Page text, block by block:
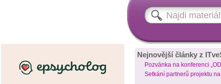
Nejnovější články z
Pozvánka na konferenci
Setkání partnerů projektu